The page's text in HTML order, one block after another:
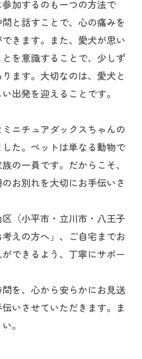
加するのも一つの方法で
と話すことで、心の痛みを
きます。また、愛犬が思い
を意識することで、少しず
ます。大切なのは、愛犬と
出発を迎えることです。
ニチュアダックスちゃんの
た。ペットは単なる動物で
の一員です。だからこそ、
お別れを大切にお手伝いさ
区（小平市・立川市・八王子
えの方へ」、ご自宅までお
できるよう、丁寧にサポー
を、心から安らかにお見送
いさせていただきます。ま
。